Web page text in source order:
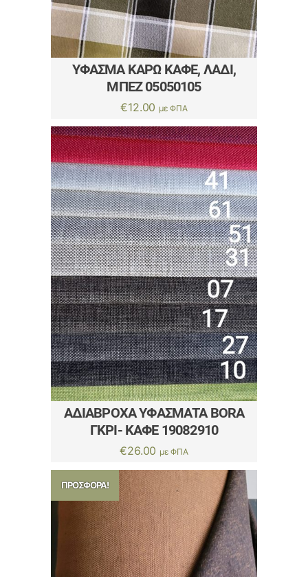
ΎΦΑΣΜΑ ΚΑΡΏ ΚΑΦΈ, ΛΑΔΊ,
ΜΠΈΖ 05050105
€12.00 με ΦΠΑ
ΑΔΙΆΒΡΟΧΑ ΥΦΆΣΜΑΤΑ BORA
ΓΚΡΙ- ΚΑΦΕ 19082910
€26.00 με ΦΠΑ
ΠΡΟΣΦΟΡΆ!